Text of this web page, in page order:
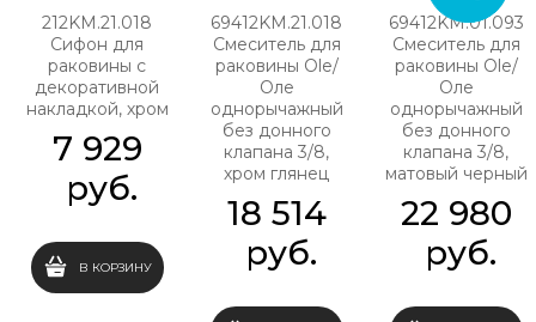
212KM.21.018
Сифон для
раковины с
декоративной
накладкой, хром
7 929
руб.
В КОРЗИНУ
69412KM.21.018
Смеситель для
раковины Ole/
Оле
однорычажный
без донного
клапана 3/8,
хром глянец
18 514
руб.
69412KM.01.093
Смеситель для
раковины Ole/
Оле
однорычажный
без донного
клапана 3/8,
матовый черный
22 980
руб.